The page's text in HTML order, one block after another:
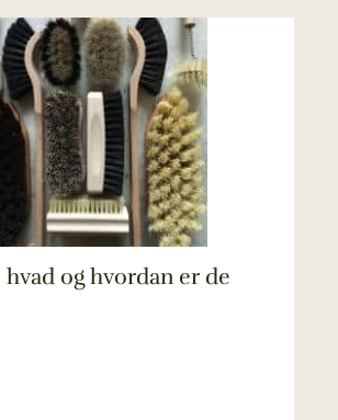
og hvordan er de